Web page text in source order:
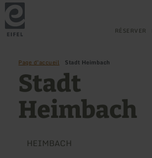
Retour
à
la
page
d'accueil
RÉSERVER
Page d'accueil Stadt Heimbach
Stadt
Heimbach
HEIMBACH